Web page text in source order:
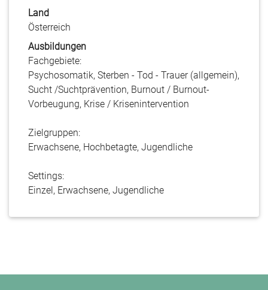
Land
Österreich
Ausbildungen
Fachgebiete:
Psychosomatik, Sterben - Tod - Trauer (allgemein),
Sucht /Suchtprävention, Burnout / Burnout-
Vorbeugung, Krise / Krisenintervention
Zielgruppen:
Erwachsene, Hochbetagte, Jugendliche
Settings:
Einzel, Erwachsene, Jugendliche